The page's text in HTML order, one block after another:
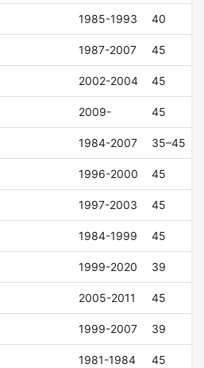
1985-1993 40
1987-2007 45
2002-2004 45
2009- 45
1984-2007 35–45
1996-2000 45
1997-2003 45
1984-1999 45
1999-2020 39
2005-2011 45
1999-2007 39
1981-1984 45